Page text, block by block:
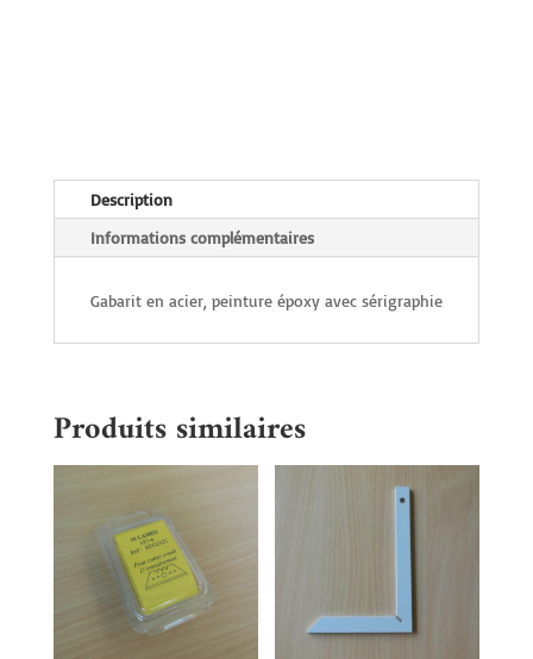
Description
Informations complémentaires
Gabarit en acier, peinture époxy avec sérigraphie
Produits similaires